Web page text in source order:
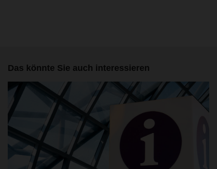
Das könnte Sie auch interessieren